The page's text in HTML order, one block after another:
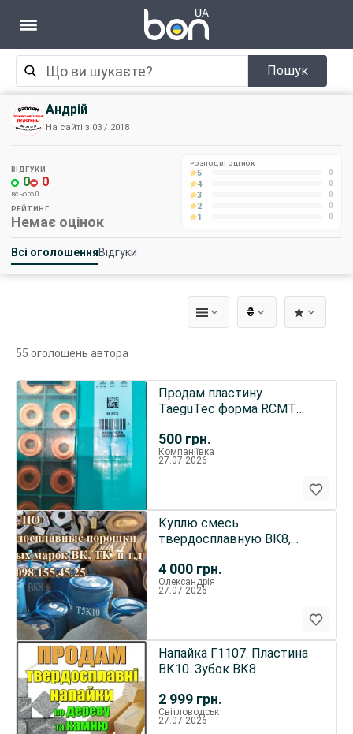
Пошук
Андрій
На сайті з 03 / 2018
РЕЙТИНГ
Немає оцінок
ВІДГУКИ
0 0
всього 0
РОЗПОДІЛ ОЦІНОК
5 0
4 0
3 0
2 0
1 0
Всі оголошенняВідгуки
₴
55 оголошень автора
500 грн.
Продам пластину
TaeguTec форма RCMT
Компаніївка
27.07.2026
4 000 грн.
Куплю смесь
твердосплавную ВК8,
Т5К10, Т15К6, Т30К
Олександрія
27.07.2026
2 999 грн.
Напайка Г1107. Пластина
ВК10. Зубок ВК8
Світловодськ
27.07.2026